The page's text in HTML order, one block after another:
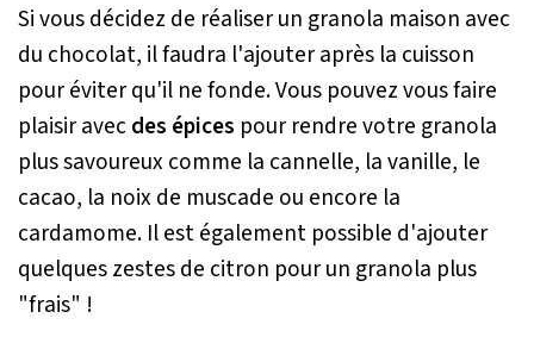
Si vous décidez de réaliser un granola maison avec
du chocolat, il faudra l'ajouter après la cuisson
pour éviter qu'il ne fonde. Vous pouvez vous faire
plaisir avecdes épices pour rendre votre granola
plus savoureux comme la cannelle, la vanille, le
cacao, la noix de muscade ou encore la
cardamome. Il est également possible d'ajouter
quelques zestes de citron pour un granola plus
"frais" !